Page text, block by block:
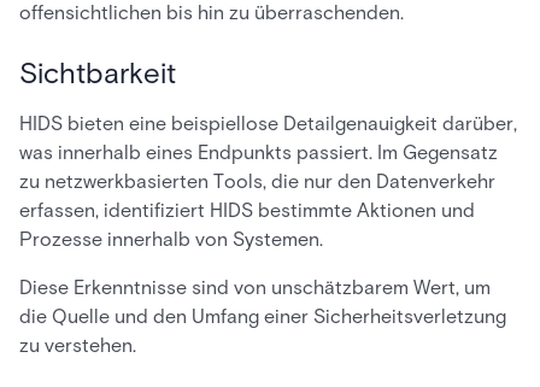
offensichtlichen bis hin zu überraschenden.
Sichtbarkeit
HIDS bieten eine beispiellose Detailgenauigkeit darüber,
was innerhalb eines Endpunkts passiert. Im Gegensatz
zu netzwerkbasierten Tools, die nur den Datenverkehr
erfassen, identifiziert HIDS bestimmte Aktionen und
Prozesse innerhalb von Systemen.
Diese Erkenntnisse sind von unschätzbarem Wert, um
die Quelle und den Umfang einer Sicherheitsverletzung
zu verstehen.